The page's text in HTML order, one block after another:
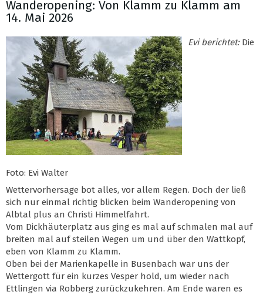
Wanderopening: Von Klamm zu Klamm am
14. Mai 2026
Foto: Evi Walter
Evi berichtet: Die
Wettervorhersage bot alles, vor allem Regen. Doch der ließ
sich nur einmal richtig blicken beim Wanderopening von
Albtal plus an Christi Himmelfahrt.
Vom Dickhäuterplatz aus ging es mal auf schmalen mal auf
breiten mal auf steilen Wegen um und über den Wattkopf,
eben von Klamm zu Klamm.
Oben bei der Marienkapelle in Busenbach war uns der
Wettergott für ein kurzes Vesper hold, um wieder nach
Ettlingen via Robberg zurückzukehren. Am Ende waren es